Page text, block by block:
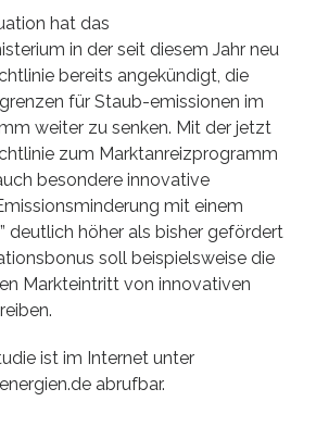
hat das
in der seit diesem Jahr neu
bereits angekündigt, die
für Staub-emissionen im
weiter zu senken. Mit der jetzt
zum Marktanreizprogramm
besondere innovative
mit einem
deutlich höher als bisher gefördert
soll beispielsweise die
Markteintritt von innovativen
ist im Internet unter
abrufbar.